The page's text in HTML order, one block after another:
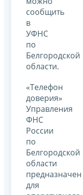
сообщить
в
УФНС
по
Белгородской
области.
«Телефон
доверия»
Управления
ФНС
России
по
Белгородской
области
предназначен
для